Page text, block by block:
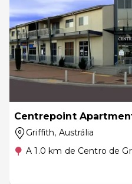
Centrepoint
Griffith, Austrália
A 1.0 km de Centro de